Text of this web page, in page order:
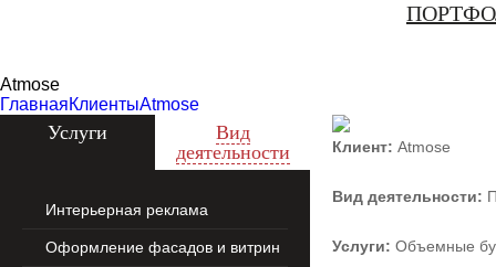
наружная
реклама
Atmose
ГлавнаяКлиентыAtmose
Услуги
Вид
деятельности
Интерьерная реклама
Оформление фасадов и витрин
Клиент: Atmose
Вид деятельности:
Услуги: Объемные